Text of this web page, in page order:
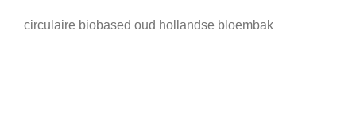
circulaire biobased oud hollandse bloembak